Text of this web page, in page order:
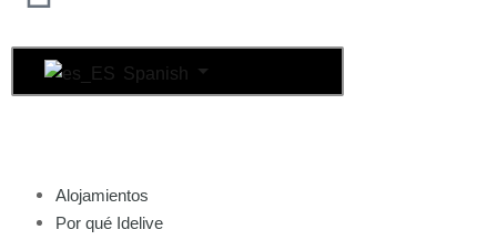
Spanish
Alojamientos
Por qué Idelive